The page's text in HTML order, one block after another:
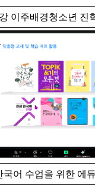
강 이주배경청소년 진
국어 수업을 위한 에